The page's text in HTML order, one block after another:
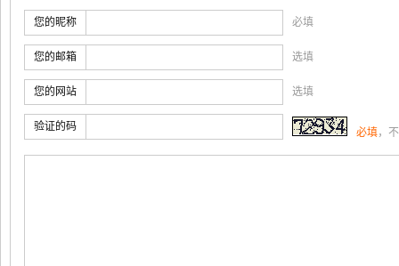
您的昵称 必填
您的邮箱 选填
您的网站 选填
验证的码 必填，